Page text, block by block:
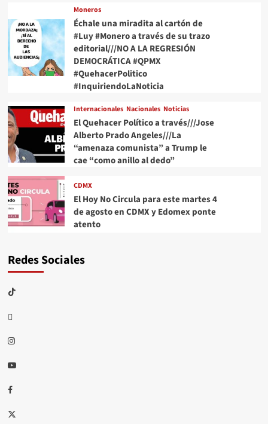
Mundo
Moneros
Échale una miradita al cartón de
#Luy #Monero a través de su trazo
editorial///NO A LA REGRESIÓN
DEMOCRÁTICA #QPMX
#QuehacerPolitico
#InquiriendoLaNoticia
Internacionales Nacionales Noticias
El Quehacer Político a través///Jose
Alberto Prado Angeles///La
“amenaza comunista” a Trump le
cae “como anillo al dedo”
CDMX
El Hoy No Circula para este martes 4
de agosto en CDMX y Edomex ponte
atento
Redes Sociales
TikTok
threads
Instagram
Youtube
Facebook
X